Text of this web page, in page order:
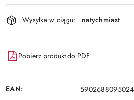
Wyślij
dostawa
Wysyłka w ciągu: natychmiast
Pobierz produkt do PDF
EAN: 5902688095024